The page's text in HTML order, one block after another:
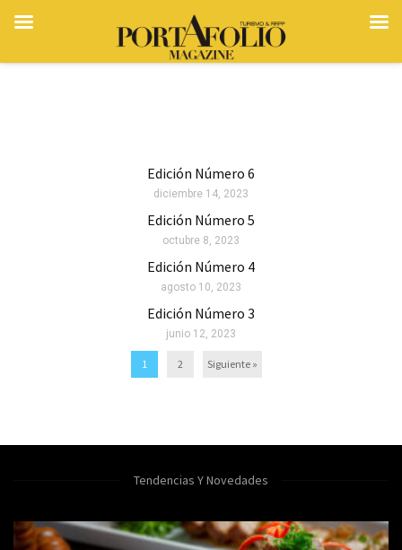
Edición Número 6
diciembre 14, 2023
Edición Número 5
octubre 8, 2023
Edición Número 4
agosto 10, 2023
Edición Número 3
junio 12, 2023
1 2 Siguiente »
Tendencias Y Novedades